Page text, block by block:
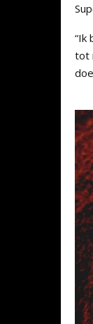
“Ik
tot